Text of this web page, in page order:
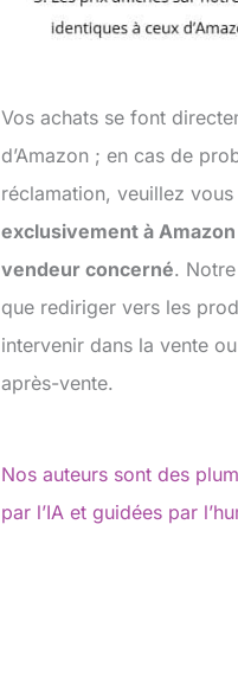
Vos achats se font
d’Amazon ; en cas de
réclamation, veuillez
exclusivement à Amazon
vendeur concerné.
que rediriger vers les
intervenir dans la vente
après-vente.
Nos auteurs sont des
par l’IA et guidées par